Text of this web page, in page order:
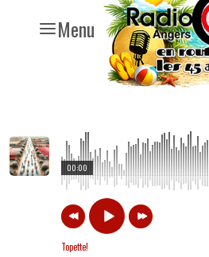
Menu
00:00
Topette!